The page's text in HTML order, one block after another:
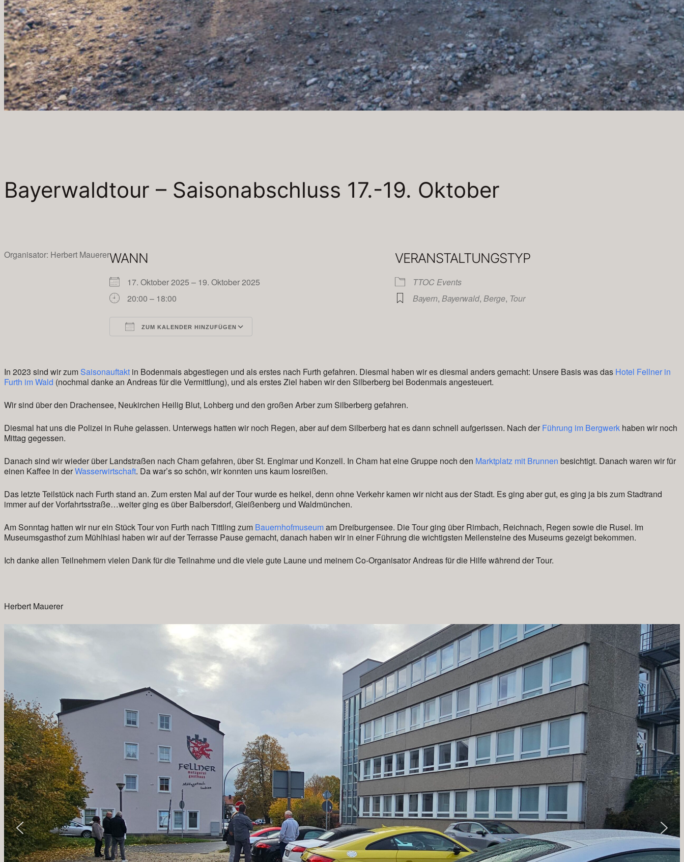
Bayerwaldtour – Saisonabschluss 17.-19. Oktober
Organisator: Herbert MauererWANN
17. Oktober 2025 – 19. Oktober 2025
20:00 – 18:00
ZUM KALENDER HINZUFÜGEN
VERANSTALTUNGSTYP
TTOC Events
Bayern, Bayerwald, Berge, Tour
In 2023 sind wir zum Saisonauftakt in Bodenmais abgestiegen und als erstes nach Furth gefahren. Diesmal haben wir es diesmal anders gemacht: Unsere Basis was das Hotel Fellner in
Furth im Wald (nochmal danke an Andreas für die Vermittlung), und als erstes Ziel haben wir den Silberberg bei Bodenmais angesteuert.
Wir sind über den Drachensee, Neukirchen Heilig Blut, Lohberg und den großen Arber zum Silberberg gefahren.
Diesmal hat uns die Polizei in Ruhe gelassen. Unterwegs hatten wir noch Regen, aber auf dem Silberberg hat es dann schnell aufgerissen. Nach der Führung im Bergwerk haben wir noch
Mittag gegessen.
Danach sind wir wieder über Landstraßen nach Cham gefahren, über St. Englmar und Konzell. In Cham hat eine Gruppe noch den Marktplatz mit Brunnen besichtigt. Danach waren wir für
einen Kaffee in derWasserwirtschaft. Da war’s so schön, wir konnten uns kaum losreißen.
Das letzte Teilstück nach Furth stand an. Zum ersten Mal auf der Tour wurde es heikel, denn ohne Verkehr kamen wir nicht aus der Stadt. Es ging aber gut, es ging ja bis zum Stadtrand
immer auf der Vorfahrtsstraße…weiter ging es über Balbersdorf, Gleißenberg und Waldmünchen.
Am Sonntag hatten wir nur ein Stück Tour von Furth nach Tittling zum Bauernhofmuseumam Dreiburgensee. Die Tour ging über Rimbach, Reichnach, Regen sowie die Rusel. Im
Museumsgasthof zum Mühlhiasl haben wir auf der Terrasse Pause gemacht, danach haben wir in einer Führung die wichtigsten Meilensteine des Museums gezeigt bekommen.
Ich danke allen Teilnehmern vielen Dank für die Teilnahme und die viele gute Laune und meinem Co-Organisator Andreas für die Hilfe während der Tour.
Herbert Mauerer